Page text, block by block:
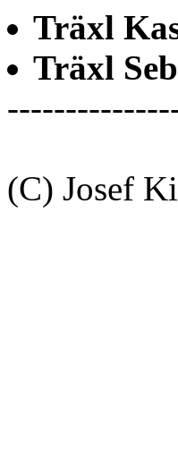
Träxl
Träxl
(C) Josef